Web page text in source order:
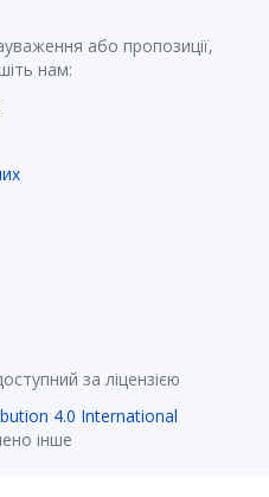
або пропозиції,
нам:
за ліцензією
4.0 International
інше